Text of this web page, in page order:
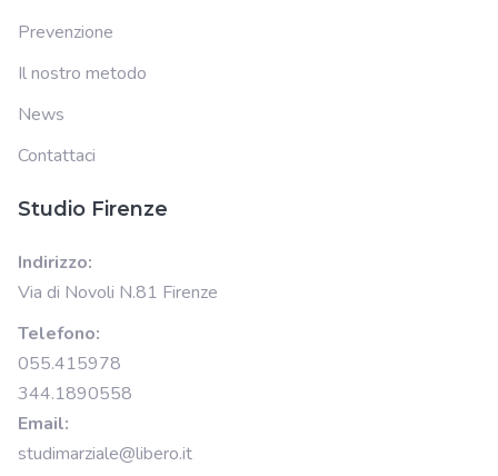
Prevenzione
Il nostro metodo
News
Contattaci
Studio Firenze
Indirizzo:
Via di Novoli N.81 Firenze
Telefono:
055.415978
344.1890558
Email:
studimarziale@libero.it